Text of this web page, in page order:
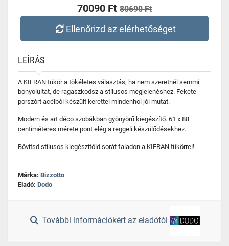
70090 Ft 80690 Ft
Ellenőrizd az elérhetőséget
LEÍRÁS
A KIERAN tükör a tökéletes választás, ha nem szeretnél semmi
bonyolultat, de ragaszkodsz a stílusos megjelenéshez. Fekete
porszórt acélból készült kerettel mindenhol jól mutat.
Modern és art déco szobákban gyönyörű kiegészítő. 61 x 88
centiméteres mérete pont elég a reggeli készülődésekhez.
Bővítsd stílusos kiegészítőid sorát faladon a KIERAN tükörrel!
Márka: Bizzotto
Eladó: Dodo
További információkért az eladótól